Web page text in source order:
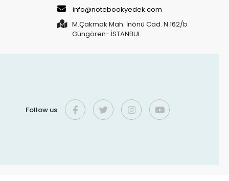
info@notebookyedek.com
M.Çakmak Mah. İnönü Cad. N.162/b
Güngören- İSTANBUL
Follow us